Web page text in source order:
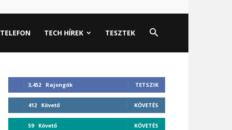
TELEFON TECH HÍREK TESZTEK
3,452 Rajongók TETSZIK
412 Követő KÖVETÉS
59 Követő KÖVETÉS